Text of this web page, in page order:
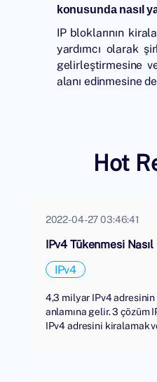
konusunda nasıl
IP bloklarının
yardımcı olarak
gelirleştirmesine
alanı edinmesine
Hot
2022-04-27 03:46:41
IPv4 Tükenmesi
IPv4
4,3 milyar IPv4
anlamına gelir. 3 çözüm
IPv4 adresini kiralamak